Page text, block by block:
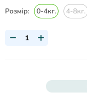
Розмір: 0-4кг. 4-8кг.